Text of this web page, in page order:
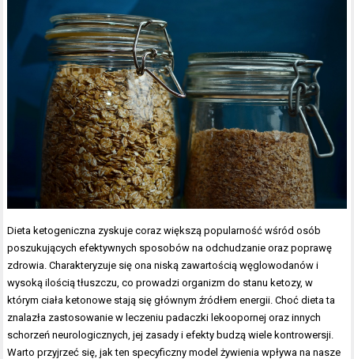
Dieta ketogeniczna zyskuje coraz większą popularność wśród osób
poszukujących efektywnych sposobów na odchudzanie oraz poprawę
zdrowia. Charakteryzuje się ona niską zawartością węglowodanów i
wysoką ilością tłuszczu, co prowadzi organizm do stanu ketozy, w
którym ciała ketonowe stają się głównym źródłem energii. Choć dieta ta
znalazła zastosowanie w leczeniu padaczki lekoopornej oraz innych
schorzeń neurologicznych, jej zasady i efekty budzą wiele kontrowersji.
Warto przyjrzeć się, jak ten specyficzny model żywienia wpływa na nasze